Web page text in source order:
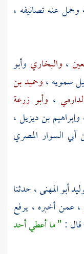
وحمل عنه تصانيفه ،
، والبخاري وأبو
سمويه ،وحميد بن
، وأبو زرعة
وإبراهيم بن ديزيل،
السوار المصري
أبو المهنى، حدثنا
، عمن أخبره ، يرفع
:" ما أعطي أحد